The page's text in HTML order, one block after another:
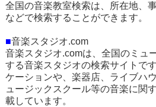
全国の音楽教室検索は、所在地、
などで検索することができます。
■音楽スタジオ.com
音楽スタジオ.comは、全国のミュ
する音楽スタジオの検索サイトで
ケーションや、楽器店、ライブハ
ュージックスクール等の音楽に関
載しています。